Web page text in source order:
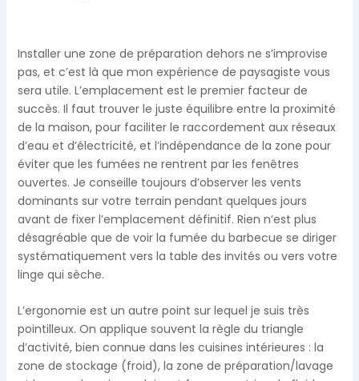
Installer une zone de préparation dehors ne s’improvise
pas, et c’est là que mon expérience de paysagiste vous
sera utile. L’emplacement est le premier facteur de
succès. Il faut trouver le juste équilibre entre la proximité
de la maison, pour faciliter le raccordement aux réseaux
d’eau et d’électricité, et l’indépendance de la zone pour
éviter que les fumées ne rentrent par les fenêtres
ouvertes. Je conseille toujours d’observer les vents
dominants sur votre terrain pendant quelques jours
avant de fixer l’emplacement définitif. Rien n’est plus
désagréable que de voir la fumée du barbecue se diriger
systématiquement vers la table des invités ou vers votre
linge qui sèche.
L’ergonomie est un autre point sur lequel je suis très
pointilleux. On applique souvent la règle du triangle
d’activité, bien connue dans les cuisines intérieures : la
zone de stockage (froid), la zone de préparation/lavage